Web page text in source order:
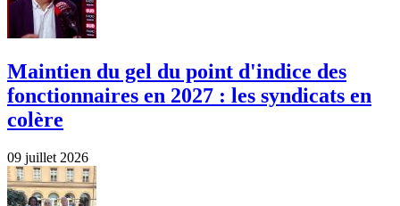
Maintien du gel du point d'indice des
fonctionnaires en 2027 : les syndicats en
colère
09 juillet 2026